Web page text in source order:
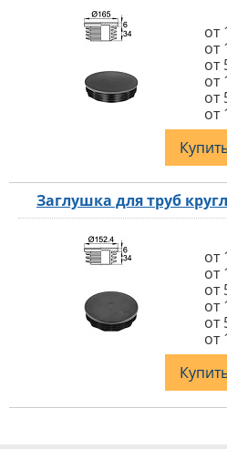
от
от
от
от
от
от
Заглушка для труб
от
от
от
от
от
от